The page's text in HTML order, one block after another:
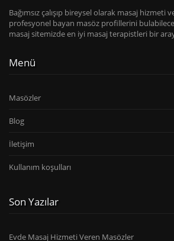
Bağımsız çalışıp bireysel olarak masaj hizmeti
profesyonel bayan masöz profillerini
masaj sitemizde en iyi masaj terapistleri bir
Menü
Masözler
Blog
İletişim
Kullanım koşulları
Son Yazılar
Evde Masaj Hizmeti Veren Masözler